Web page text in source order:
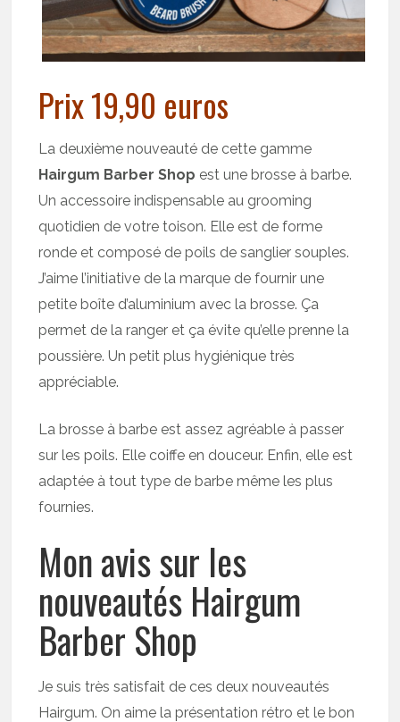
Prix 19,90 euros
La deuxième nouveauté de cette gamme
Hairgum Barber Shop est une brosse à barbe.
Un accessoire indispensable au grooming
quotidien de votre toison. Elle est de forme
ronde et composé de poils de sanglier souples.
J’aime l’initiative de la marque de fournir une
petite boîte d’aluminium avec la brosse. Ça
permet de la ranger et ça évite qu’elle prenne la
poussière. Un petit plus hygiénique très
appréciable.
La brosse à barbe est assez agréable à passer
sur les poils. Elle coiffe en douceur. Enfin, elle est
adaptée à tout type de barbe même les plus
fournies.
Mon avis sur les
nouveautés Hairgum
Barber Shop
Je suis très satisfait de ces deux nouveautés
Hairgum. On aime la présentation rétro et le bon